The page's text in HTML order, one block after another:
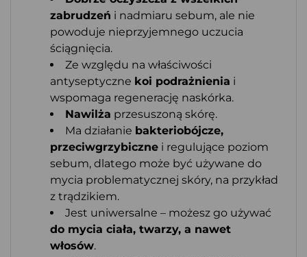
zabrudzeń i nadmiaru sebum, ale nie
powoduje nieprzyjemnego uczucia
ściągnięcia.
Ze względu na właściwości
antyseptyczne koi podrażnienia i
wspomaga regenerację naskórka.
Nawilża przesuszoną skórę.
Ma działanie bakteriobójcze,
przeciwgrzybiczne i regulujące poziom
sebum, dlatego może być używane do
mycia problematycznej skóry, na przykład
z trądzikiem.
Jest uniwersalne – możesz go używać
do mycia ciała, twarzy, a nawet
włosów.